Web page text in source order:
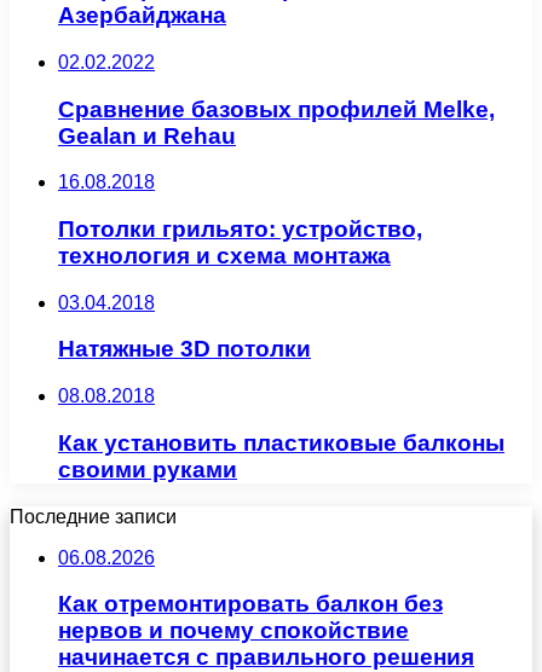
Азербайджана
02.02.2022
Сравнение базовых профилей Melke,
Gealan и Rehau
16.08.2018
Потолки грильято: устройство,
технология и схема монтажа
03.04.2018
Натяжные 3D потолки
08.08.2018
Как установить пластиковые балконы
своими руками
Последние записи
06.08.2026
Как отремонтировать балкон без
нервов и почему спокойствие
начинается с правильного решения